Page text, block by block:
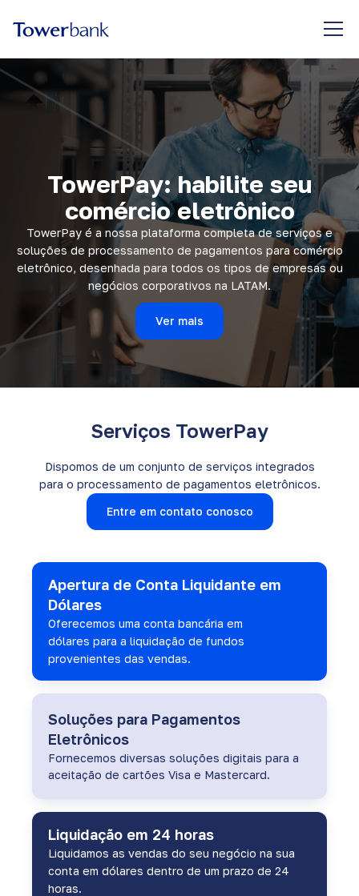
TowerPay: habilite seu
comércio eletrônico
TowerPay é a nossa plataforma completa de serviços e
soluções de processamento de pagamentos para comércio
eletrônico, desenhada para todos os tipos de empresas ou
negócios corporativos na LATAM.
Ver mais
Serviços TowerPay
Dispomos de um conjunto de serviços integrados
para o processamento de pagamentos eletrônicos.
Entre em contato conosco
Apertura de Conta Liquidante em
Dólares
Oferecemos uma conta bancária em
dólares para a liquidação de fundos
provenientes das vendas.
Soluções para Pagamentos
Eletrônicos
Fornecemos diversas soluções digitais para a
aceitação de cartões Visa e Mastercard.
Liquidação em 24 horas
Liquidamos as vendas do seu negócio na sua
conta em dólares dentro de um prazo de 24
horas.